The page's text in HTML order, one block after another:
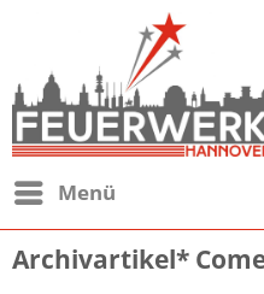
Menü
Archivartikel*